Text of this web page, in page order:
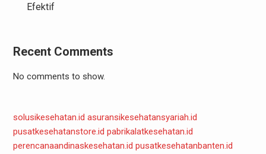
Efektif
Recent Comments
No comments to show.
solusikesehatan.id asuransikesehatansyariah.id
pusatkesehatanstore.id pabrikalatkesehatan.id
perencanaandinaskesehatan.id pusatkesehatanbanten.id